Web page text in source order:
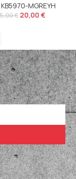
KB5970-MGREYH
€ 20,00 €